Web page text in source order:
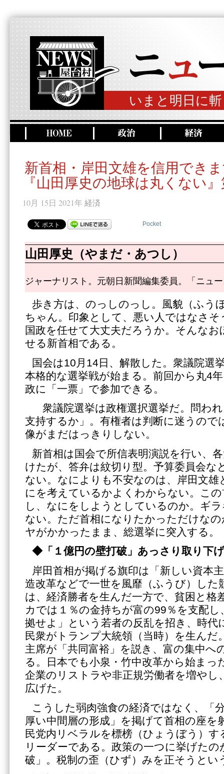
いまと明日に
新首相・岸田文雄を信用でき
『山田厚史の地球は丸くない
10月 15日 2021年 経済
Pocket
山田厚史（やまだ・あつし）
ジャーナリスト。元朝日新聞編集委員。「ニュ
歩き方は、のっしのっし。風貌（ふう
ちゃん。印象として、悪い人ではなさ
国政を任せて大丈夫だろうか。そんな
せる新首相である。
国会は10月14日、解散した。衆議院選
本格的な選挙戦が始まる。前回から丸4
政に「一票」で参加できる。
衆議院選挙は政権選択選挙だ。問わ
支持するか」。有権者は判断に迷うので
像がまだはっきりしない。
新首相は国会で所信表明演説を行い、
けたが、答弁は紋切り型。予算委員会な
ない。なによりも不安なのは、岸田文雄
にを考えているかよくわからない。こ
し、なにをしようとしているのか。ギ
ない。ただ首相になりたかっただけな
ヤがかかったまま、総選挙に突入する。
◆「１億円の壁打破」あっさり取り下げ
岸田首相が掲げる旗印は「新しい資本
造改革などで一世を風靡（ふうび）した
は、経済勝者を生んだ一方で、貧困と格
カでは１％の金持ちが富の99％を支配
拠せよ」という若者の反乱を招き、時代
民衆がトランプ大統領（当時）を生んだ
主席が「共同富裕」を説き、富の集中へ
る。日本でも小泉・竹中改革から始まっ
企業のリストラや非正規労働者を増やし
広げた。
こうした弱肉強食の経済ではなく、「
厚い中間層の形成」を掲げて首相の座を
民党内リベラルを標榜（ひょうぼう）す
リーダーである。政策の一つに挙げたの
破」。税制の歪（ひず）みを正そうとい